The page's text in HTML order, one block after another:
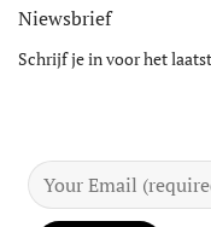
Niewsbrief
Schrijf je in voor het